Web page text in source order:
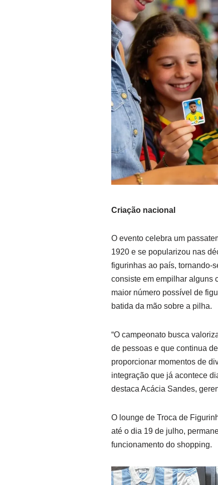
Criação nacional
O evento celebra um
1920 e se popularizou nas
figurinhas ao país, tornando-
consiste em empilhar alguns
maior número possível de
batida da mão sobre a pilha.
“O campeonato busca
de pessoas e que continua
proporcionar momentos de
integração que já acontece
destaca Acácia Sandes,
O lounge de Troca de
até o dia 19 de julho,
funcionamento do shopping.